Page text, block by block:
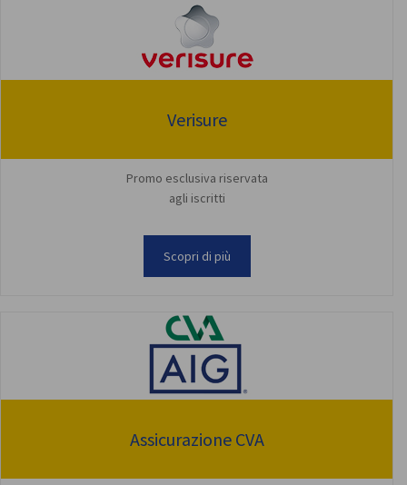
Verisure
Promo esclusiva riservata
agli iscritti
Scopri di più
Assicurazione CVA